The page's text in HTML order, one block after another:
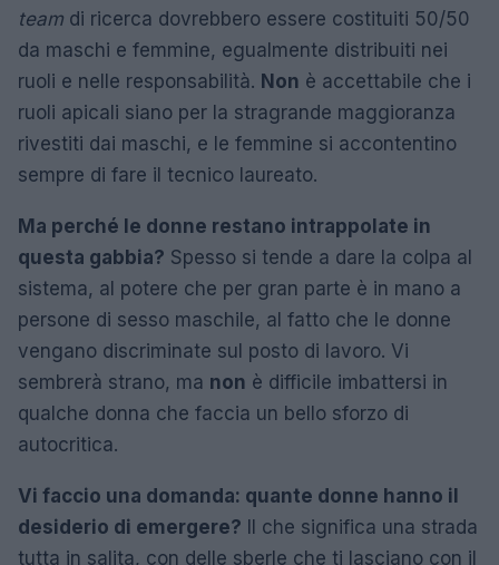
team di ricerca dovrebbero essere costituiti 50/50
da maschi e femmine, egualmente distribuiti nei
ruoli e nelle responsabilità. Non è accettabile che i
ruoli apicali siano per la stragrande maggioranza
rivestiti dai maschi, e le femmine si accontentino
sempre di fare il tecnico laureato.
Ma perché le donne restano intrappolate in
questa gabbia? Spesso si tende a dare la colpa al
sistema, al potere che per gran parte è in mano a
persone di sesso maschile, al fatto che le donne
vengano discriminate sul posto di lavoro. Vi
sembrerà strano, ma non è difficile imbattersi in
qualche donna che faccia un bello sforzo di
autocritica.
Vi faccio una domanda: quante donne hanno il
desiderio di emergere? Il che significa una strada
tutta in salita, con delle sberle che ti lasciano con il